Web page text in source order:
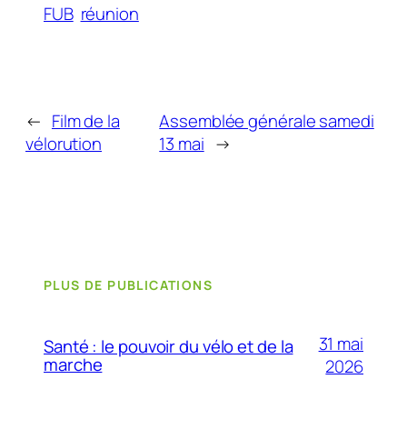
FUB réunion
← Film de la
vélorution
Assemblée générale samedi
13 mai →
PLUS DE PUBLICATIONS
Santé : le pouvoir du vélo et de la
marche
31 mai
2026